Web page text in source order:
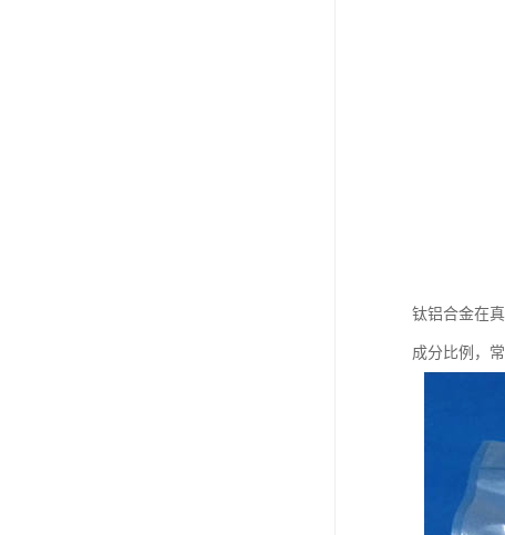
钛铝合金在
成分比例，